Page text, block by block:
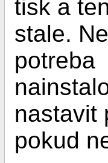
tisk a
stale.
potreba
nastavit
pokud